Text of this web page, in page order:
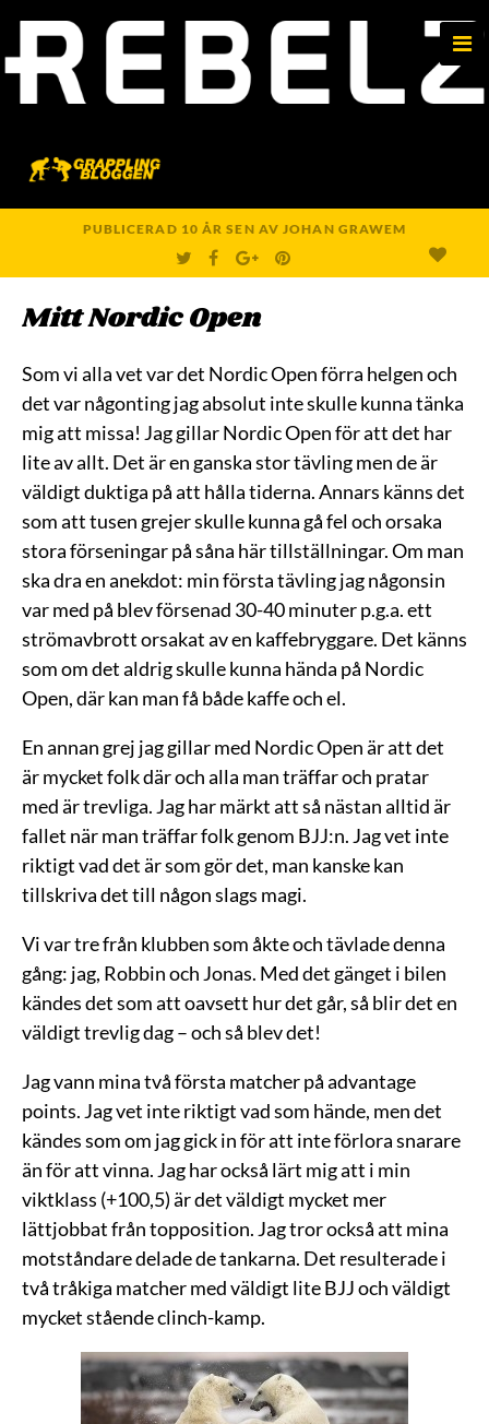
PUBLICERAD 10 ÅR SEN AVJOHAN GRAWEM
T
W
I
E
F
A
C
B
O
O
G
O
O
E
P
I
N
Mitt Nordic Open
Som vi alla vet var det Nordic Open förra helgen och
det var någonting jag absolut inte skulle kunna tänka
mig att missa! Jag gillar Nordic Open för att det har
lite av allt. Det är en ganska stor tävling men de är
väldigt duktiga på att hålla tiderna. Annars känns det
som att tusen grejer skulle kunna gå fel och orsaka
stora förseningar på såna här tillställningar. Om man
ska dra en anekdot: min första tävling jag någonsin
var med på blev försenad 30-40 minuter p.g.a. ett
strömavbrott orsakat av en kaffebryggare. Det känns
som om det aldrig skulle kunna hända på Nordic
Open, där kan man få både kaffe och el.
En annan grej jag gillar med Nordic Open är att det
är mycket folk där och alla man träffar och pratar
med är trevliga. Jag har märkt att så nästan alltid är
fallet när man träffar folk genom BJJ:n. Jag vet inte
riktigt vad det är som gör det, man kanske kan
tillskriva det till någon slags magi.
Vi var tre från klubben som åkte och tävlade denna
gång: jag, Robbin och Jonas. Med det gänget i bilen
kändes det som att oavsett hur det går, så blir det en
väldigt trevlig dag – och så blev det!
Jag vann mina två första matcher på advantage
points. Jag vet inte riktigt vad som hände, men det
kändes som om jag gick in för att inte förlora snarare
än för att vinna. Jag har också lärt mig att i min
viktklass (+100,5) är det väldigt mycket mer
lättjobbat från topposition. Jag tror också att mina
motståndare delade de tankarna. Det resulterade i
två tråkiga matcher med väldigt lite BJJ och väldigt
mycket stående clinch-kamp.